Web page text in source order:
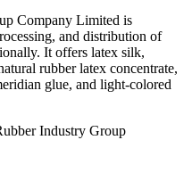
Company Limited is
and distribution of
It offers latex silk,
rubber latex concentrate,
glue, and light-colored
Industry Group